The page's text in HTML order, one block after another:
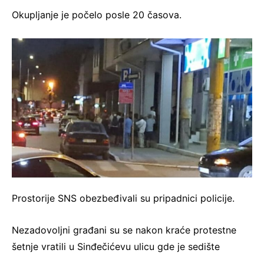
Okupljanje je počelo posle 20 časova.
Prostorije SNS obezbeđivali su pripadnici policije.
Nezadovoljni građani su se nakon kraće protestne
šetnje vratili u Sinđečićevu ulicu gde je sedište